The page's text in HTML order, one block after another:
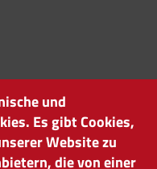
und
Es gibt Cookies,
Website zu
die von einer